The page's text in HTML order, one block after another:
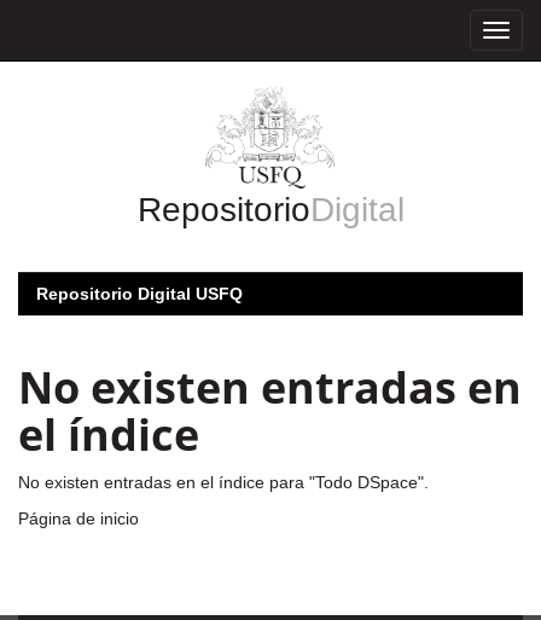
RepositorioDigital
Repositorio Digital USFQ
No existen entradas en
el índice
No existen entradas en el índice para "Todo DSpace".
Página de inicio